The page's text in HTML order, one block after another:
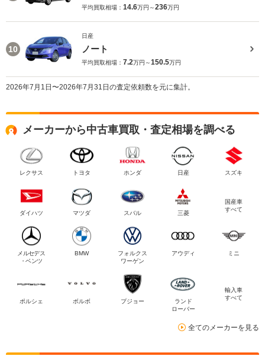
平均買取相場： 14.6万円～236万円
10
日産
ノート
平均買取相場： 7.2万円～150.5万円
2026年7月1日〜2026年7月31日の査定依頼数を元に集計。
メーカーから中古車買取・査定相場を調べる
レクサス トヨタ ホンダ 日産 スズキ
ダイハツ マツダ スバル 三菱
国産車
すべて
メルセデス
・ベンツ
BMW
フォルクス
ワーゲン
アウディ ミニ
ポルシェ ボルボ プジョー
ランド
ローバー
輸入車
すべて
全てのメーカーを見る